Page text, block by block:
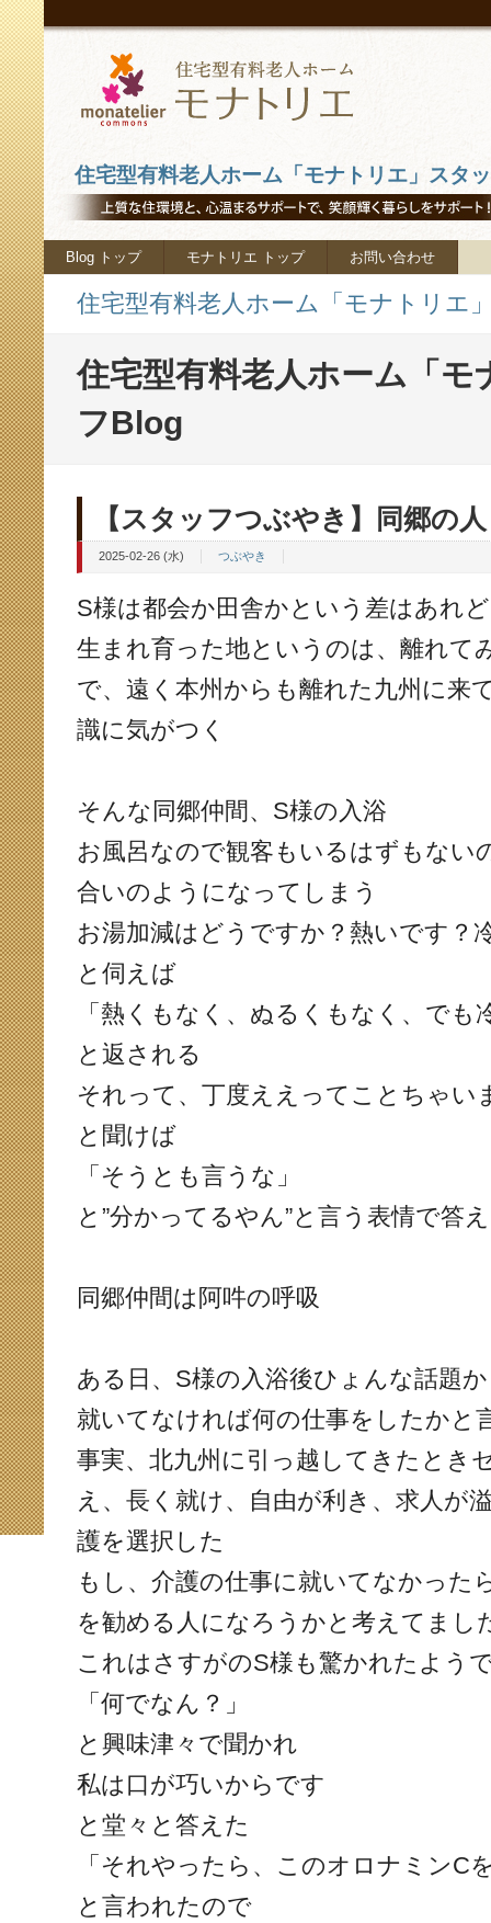
住宅型有料老人ホーム「モナトリエ」スタ
Blog トップ モナトリエ トップ お問い合わせ
住宅型有料老人ホーム「モナトリエ
住宅型有料老人ホーム「モ
フBlog
【スタッフつぶやき】同郷の人
2025-02-26 (水) つぶやき
S様は都会か田舎かという差はあれ
生まれ育った地というのは、離れて
で、遠く本州からも離れた九州に来
識に気がつく
そんな同郷仲間、S様の入浴
お風呂なので観客もいるはずもない
合いのようになってしまう
お湯加減はどうですか？熱いです？
と伺えば
「熱くもなく、ぬるくもなく、で
と返される
それって、丁度ええってことちゃい
と聞けば
「そうとも言うな」
と”分かってるやん”と言う表情で答
同郷仲間は阿吽の呼吸
ある日、S様の入浴後ひょんな話題
就いてなければ何の仕事をしたかと
事実、北九州に引っ越してきたとき
え、長く就け、自由が利き、求人が
護を選択した
もし、介護の仕事に就いてなかった
を勧める人になろうかと考えてまし
これはさすがのS様も驚かれたよう
「何でなん？」
と興味津々で聞かれ
私は口が巧いからです
と堂々と答えた
「それやったら、このオロナミンC
と言われたので